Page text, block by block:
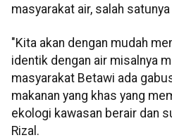
masyarakat air, salah
"Kita akan dengan mudah
identik dengan air misalnya
masyarakat Betawi ada
makanan yang khas yang
ekologi kawasan berair dan
Rizal.